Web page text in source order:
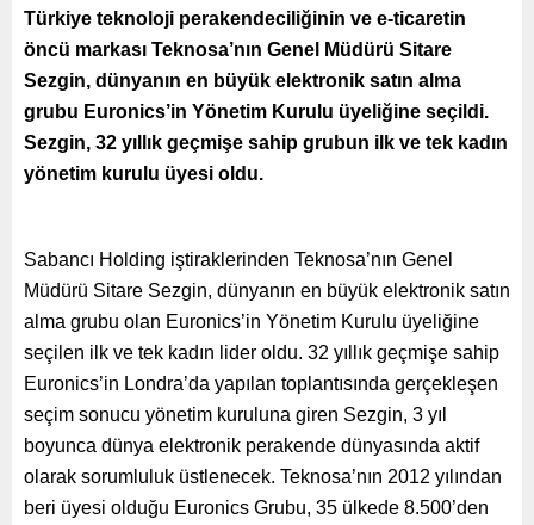
Türkiye teknoloji perakendeciliğinin ve e-ticaretin
öncü markası Teknosa’nın Genel Müdürü Sitare
Sezgin, dünyanın en büyük elektronik satın alma
grubu Euronics’in Yönetim Kurulu üyeliğine seçildi.
Sezgin, 32 yıllık geçmişe sahip grubun ilk ve tek kadın
yönetim kurulu üyesi oldu.
Sabancı Holding iştiraklerinden Teknosa’nın Genel
Müdürü Sitare Sezgin, dünyanın en büyük elektronik satın
alma grubu olan Euronics’in Yönetim Kurulu üyeliğine
seçilen ilk ve tek kadın lider oldu. 32 yıllık geçmişe sahip
Euronics’in Londra’da yapılan toplantısında gerçekleşen
seçim sonucu yönetim kuruluna giren Sezgin, 3 yıl
boyunca dünya elektronik perakende dünyasında aktif
olarak sorumluluk üstlenecek. Teknosa’nın 2012 yılından
beri üyesi olduğu Euronics Grubu, 35 ülkede 8.500’den